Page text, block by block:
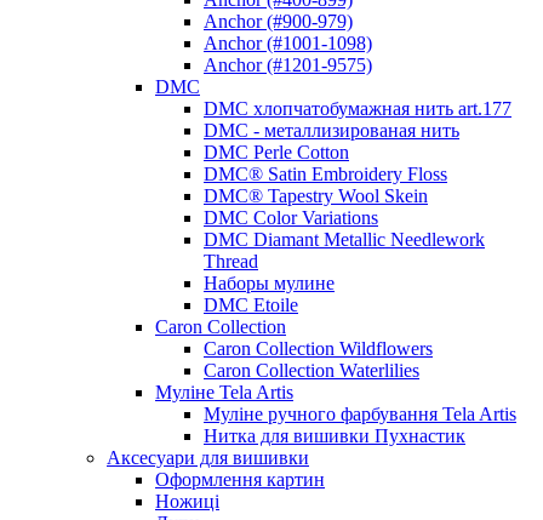
Anchor (#900-979)
Anchor (#1001-1098)
Anchor (#1201-9575)
DMC
DMC хлопчатобумажная нить art.177
DMC - металлизированая нить
DMC Perle Cotton
DMC® Satin Embroidery Floss
DMC® Tapestry Wool Skein
DMC Color Variations
DMC Diamant Metallic Needlework
Thread
Наборы мулине
DMC Etoile
Caron Collection
Caron Collection Wildflowers
Caron Collection Waterlilies
Муліне Tela Artis
Муліне ручного фарбування Tela Artis
Нитка для вишивки Пухнастик
Аксесуари для вишивки
Оформлення картин
Ножиці